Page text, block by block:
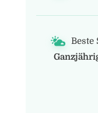
Beste